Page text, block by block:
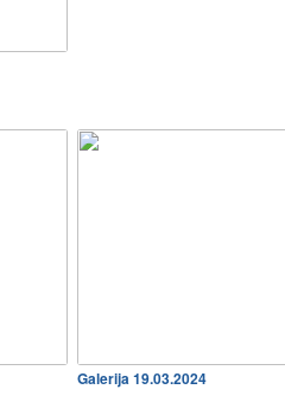
Galerija 19.03.2024